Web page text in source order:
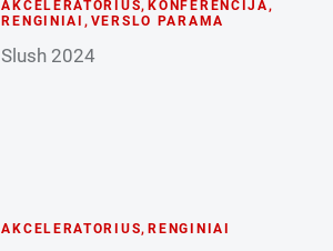
AKCELERATORIUS, KONFERENCIJA,
RENGINIAI , VERSLO PARAMA
Slush 2024
AKCELERATORIUS, RENGINIAI